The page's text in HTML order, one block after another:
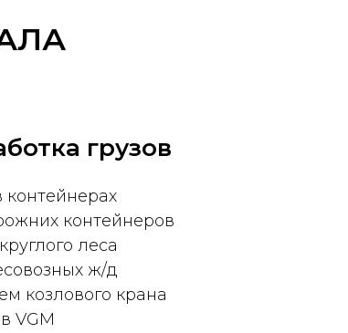
грузов
контейнерах
контейнеров
леса
ж/д
козлового крана
VGM